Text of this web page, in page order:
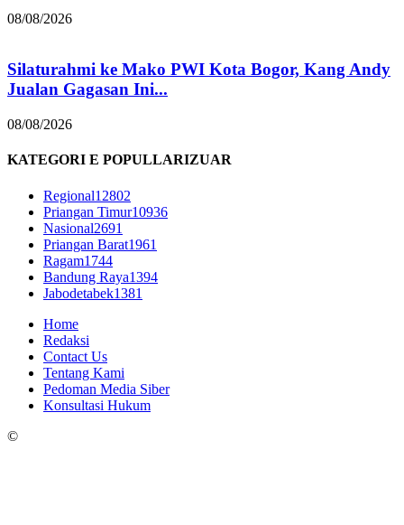
08/08/2026
Silaturahmi ke Mako PWI Kota Bogor, Kang Andy
Jualan Gagasan Ini...
08/08/2026
KATEGORI E POPULLARIZUAR
Regional12802
Priangan Timur10936
Nasional2691
Priangan Barat1961
Ragam1744
Bandung Raya1394
Jabodetabek1381
Home
Redaksi
Contact Us
Tentang Kami
Pedoman Media Siber
Konsultasi Hukum
©